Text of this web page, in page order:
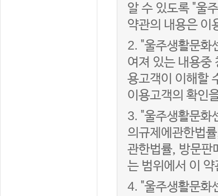
알 수 있도록 "울
약관의 내용은 이
2. "울주생활문화
여져 있는 내용중
용고객이 이해할
이용고객의 확인
3. "울주생활문화
의규제에관한법
관한법률, 방문판
는 범위에서 이
4. "울주생활문화